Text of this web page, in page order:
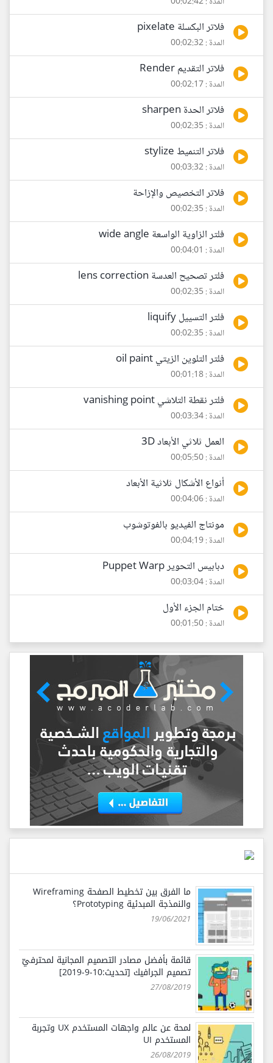
فلاتر البكسلة pixelate
المدة : 00:02:32
فلاتر التقديم Render
المدة : 00:02:17
فلاتر الحدة sharpen
المدة : 00:02:35
فلاتر التنميط stylize
المدة : 00:03:32
فلاتر التخصيص والإزاحة
المدة : 00:02:35
فلتر الزاوية الواسعة wide angle
المدة : 00:04:01
فلتر تصحيح العدسة lens correction
المدة : 00:02:35
فلتر التسييل liquify
المدة : 00:02:35
فلتر التلوين الزيتي oil paint
المدة : 00:01:18
فلتر نقطة التلاشي vanishing point
المدة : 00:03:34
العمل ثلاثي الأبعاد 3D
المدة : 00:05:50
أنواع الأشكال ثلاثية الأبعاد
المدة : 00:04:06
مونتاج الفيديو بالفوتوشوب
المدة : 00:04:19
دبابيس التحوير Puppet Warp
المدة : 00:03:04
ختام الجزء الأول
المدة : 00:01:50
ما الفرق بين تخطيط الصفحة Wireframing
والنمذجة المبدئية Prototyping؟
19/06/2021
قائمة بأفضل مصادر التصميم المجانية لمحترفيّ
تصميم الجرافيك [تحديث:10-9-2019]
27/08/2019
لمحة عن عالم واجهات المستخدم UX وتجربة
المستخدم UI
26/08/2019